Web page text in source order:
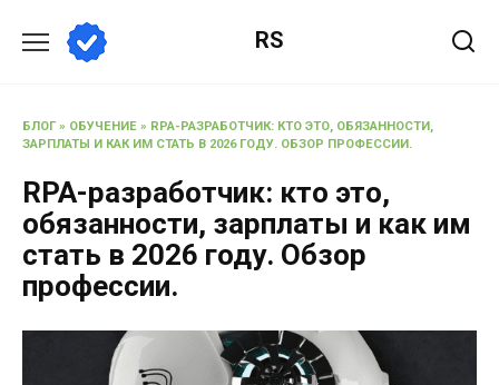
RS
БЛОГ» ОБУЧЕНИЕ » RPA-РАЗРАБОТЧИК: КТО ЭТО, ОБЯЗАННОСТИ,
ЗАРПЛАТЫ И КАК ИМ СТАТЬ В 2026 ГОДУ. ОБЗОР ПРОФЕССИИ.
RPA-разработчик: кто это,
обязанности, зарплаты и как им
стать в 2026 году. Обзор
профессии.